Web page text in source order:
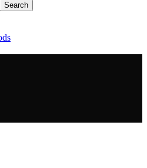
Search